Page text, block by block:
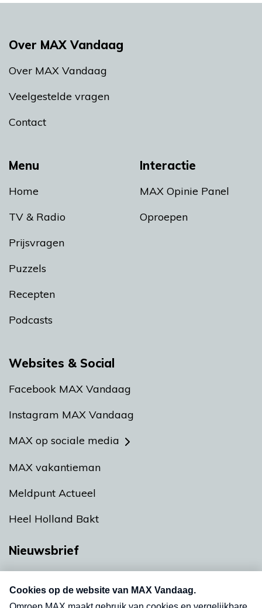
Menu
Home
TV & Radio
Prijsvragen
Puzzels
Recepten
Podcasts
Interactie
MAX Opinie Panel
Oproepen
Over MAX Vandaag
Over MAX Vandaag
Veelgestelde vragen
Contact
Websites & Social
Facebook MAX Vandaag
Instagram MAX Vandaag
MAX op sociale media
MAX vakantieman
Meldpunt Actueel
Heel Holland Bakt
Nieuwsbrief
nieuwsbrief. Elke vrijdag- en dinsdagochtend in
uw mailbox.